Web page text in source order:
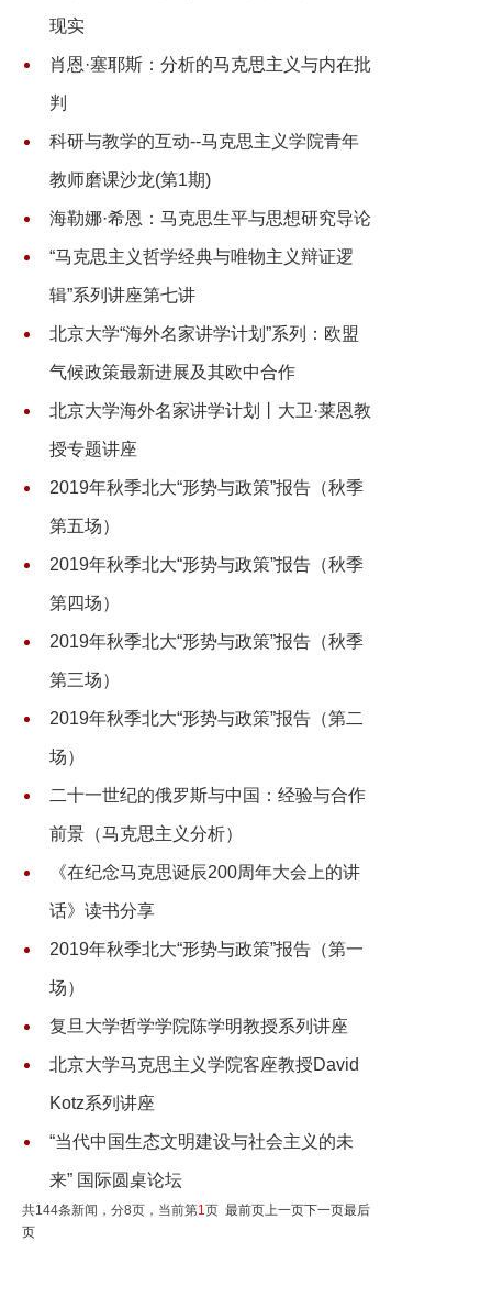
现实
肖恩·塞耶斯：分析的马克思主义与内在批
判
科研与教学的互动--马克思主义学院青年
教师磨课沙龙(第1期)
海勒娜·希恩：马克思生平与思想研究导论
“马克思主义哲学经典与唯物主义辩证逻
辑”系列讲座第七讲
北京大学“海外名家讲学计划”系列：欧盟
气候政策最新进展及其欧中合作
北京大学海外名家讲学计划丨大卫·莱恩教
授专题讲座
2019年秋季北大“形势与政策”报告（秋季
第五场）
2019年秋季北大“形势与政策”报告（秋季
第四场）
2019年秋季北大“形势与政策”报告（秋季
第三场）
2019年秋季北大“形势与政策”报告（第二
场）
二十一世纪的俄罗斯与中国：经验与合作
前景（马克思主义分析）
《在纪念马克思诞辰200周年大会上的讲
话》读书分享
2019年秋季北大“形势与政策”报告（第一
场）
复旦大学哲学学院陈学明教授系列讲座
北京大学马克思主义学院客座教授David
Kotz系列讲座
“当代中国生态文明建设与社会主义的未
来” 国际圆桌论坛
共144条新闻，分8页，当前第1页 最前页上一页下一页最后
页